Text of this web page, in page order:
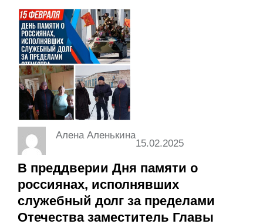
Алена Аленькина
15.02.2025
В преддверии Дня памяти о
россиянах, исполнявших
служебный долг за пределами
Отечества заместитель Главы